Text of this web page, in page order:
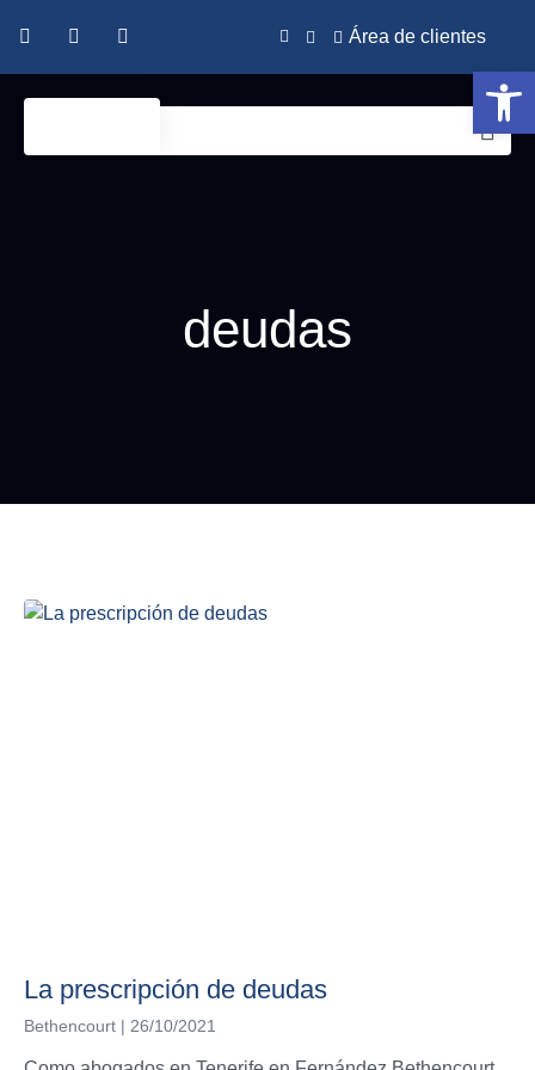
Área de clientes
deudas
La prescripción de deudas
Bethencourt 26/10/2021
Abrir